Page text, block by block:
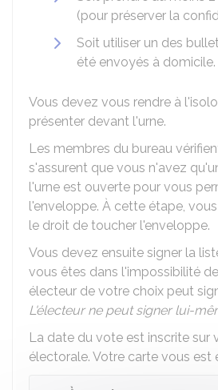
(pour préserver la
Soit utiliser un des
été envoyés à domicile.
Vous devez vous rendre à
présenter devant l'urne.
Les membres du bureau
s'assurent que vous n'avez
l'urne est ouverte pour vous
l'enveloppe. À cette étape,
le droit de toucher l'enveloppe.
Vous devez ensuite signer la
vous êtes dans l'impossibilité
électeur de votre choix peut
L'électeur ne peut signer lui-
La date du vote est inscrite sur
électorale. Votre carte vous est